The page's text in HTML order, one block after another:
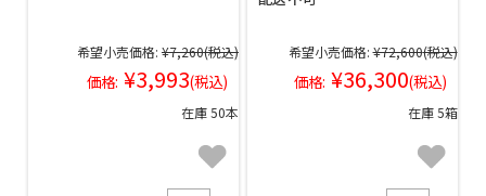
希望小売価格: ¥7,260(税込)
価格: ¥3,993(税込)
在庫 50本
希望小売価格: ¥72,600(税込)
価格: ¥36,300(税込)
在庫 5箱